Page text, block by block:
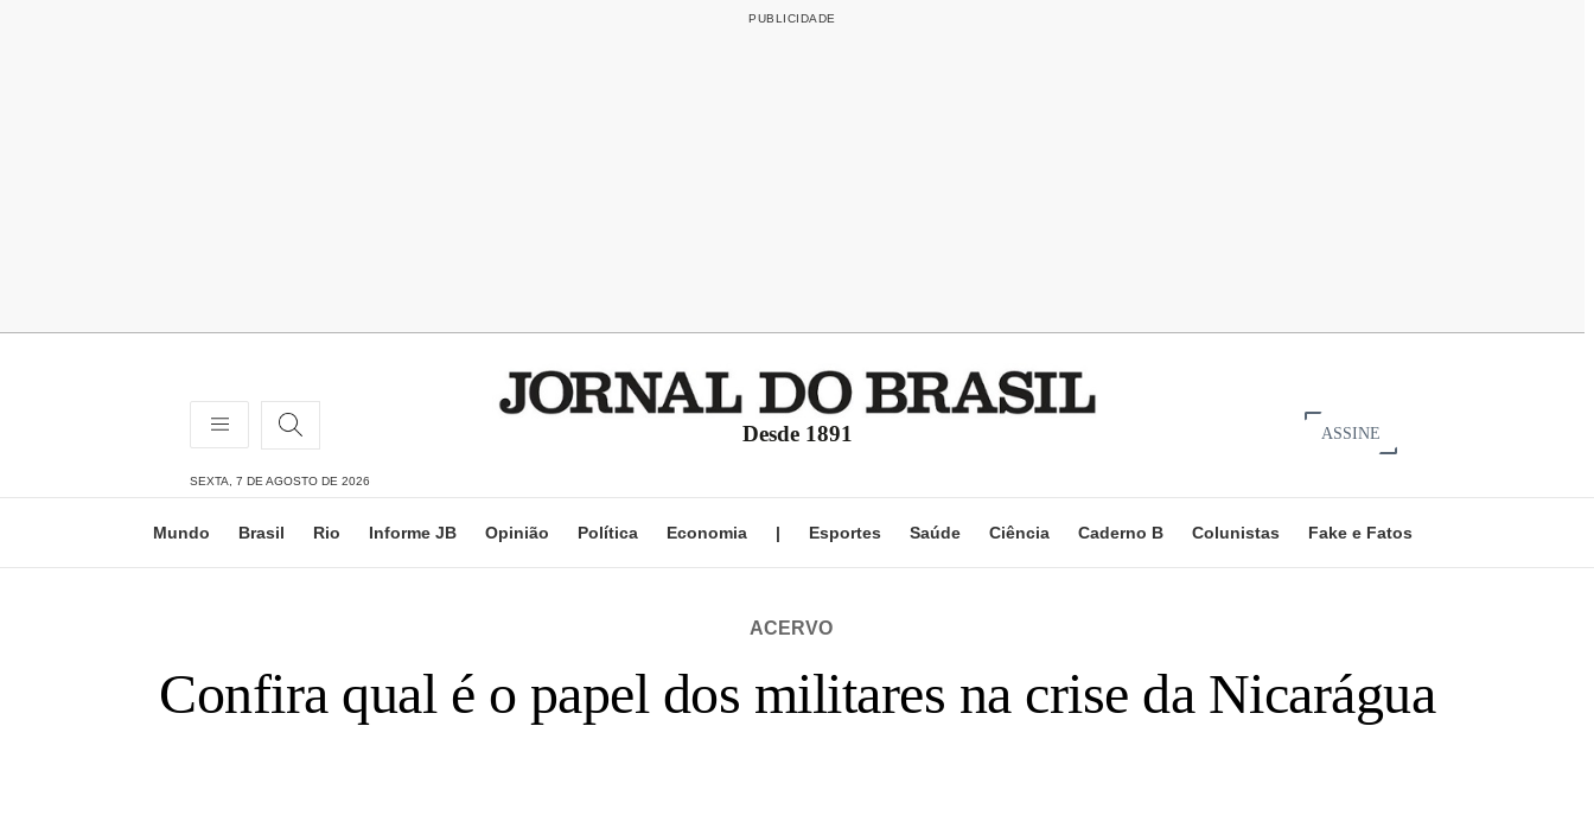
Desde 1891 ASSINE
SEXTA, 7 DE AGOSTO DE 2026
Mundo Brasil Rio Informe JB Opinião Política Economia | Esportes Saúde Ciência Caderno B Colunistas Fake e Fatos
ACERVO
Confira qual é o papel dos militares na crise da Nicarágua